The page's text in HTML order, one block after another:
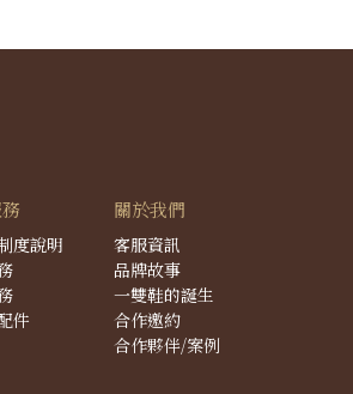
度說明
件
關於我們
客服資訊
品牌故事
一雙鞋的誕生
合作邀約
合作夥伴/案例